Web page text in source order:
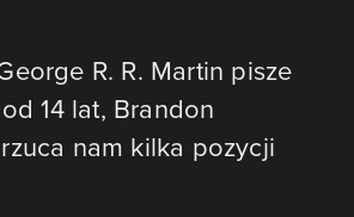
R. R. Martin pisze
14 lat, Brandon
nam kilka pozycji